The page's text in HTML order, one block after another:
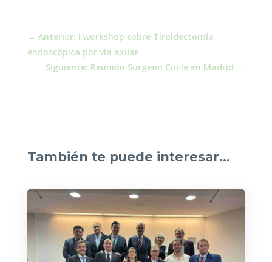
← Anterior: I workshop sobre Tiroidectomía
endoscópica por vía axilar
Siguiente: Reunión Surgeon Circle en Madrid →
También te puede interesar…